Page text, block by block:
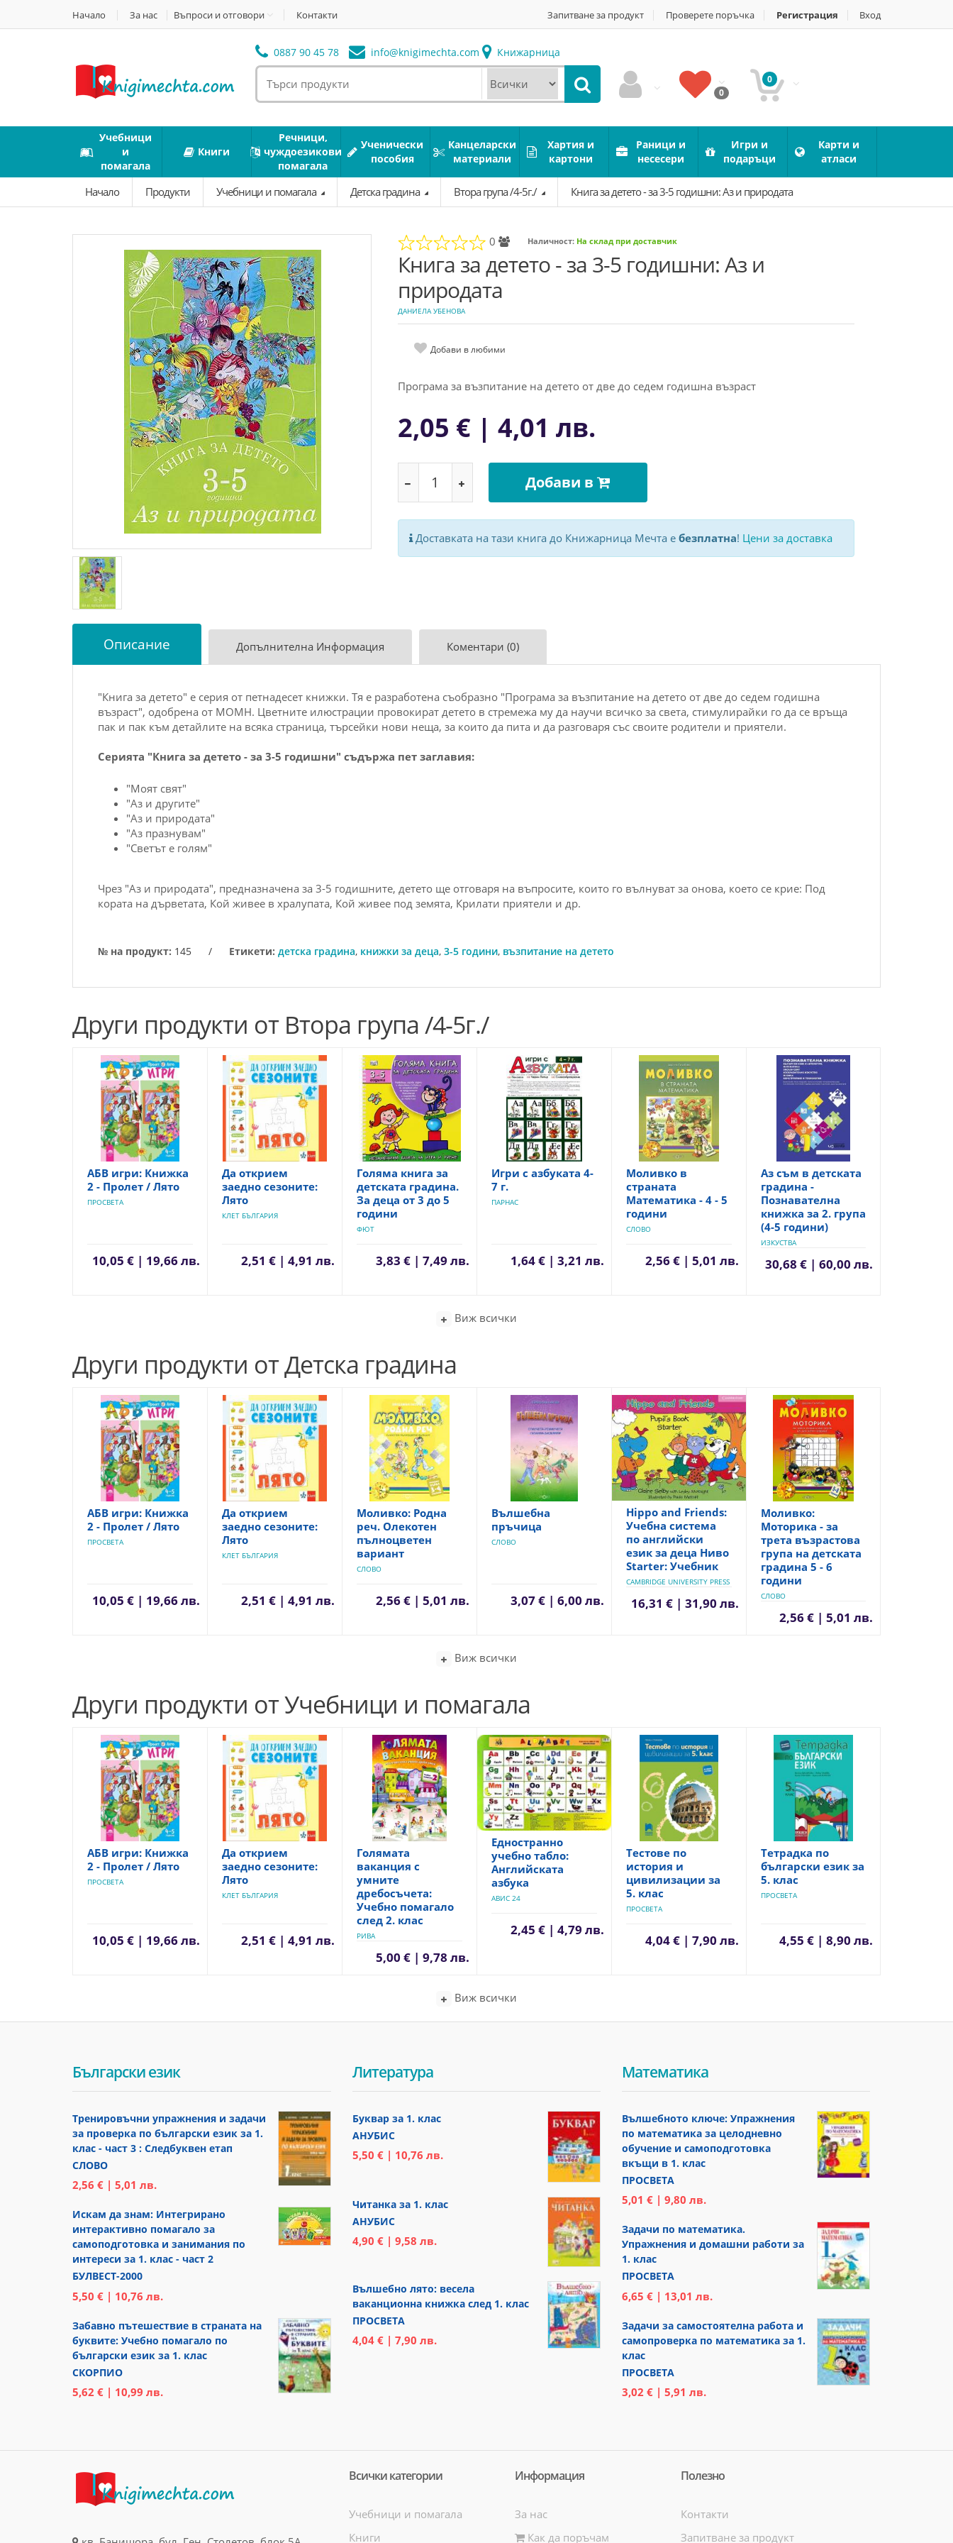
Начало За нас Въпроси и отговори Контакти Запитване за продукт Проверете поръчка Регистрация Вход
0887 90 45 78 info@knigimechta.com Книжарница
0
0
Учебници
и
помагала
Книги
Речници,
чуждоезикови
помагала
Ученически
пособия
Канцеларски
материали
Хартия и
картони
Раници и
несесери
Игри и
подаръци
Карти и
атласи
Начало Продукти Учебници и помагала Детска градина Втора група /4-5г./ Книга за детето - за 3-5 годишни: Аз и природата
0 Наличност: На склад при доставчик
Книга за детето - за 3-5 годишни: Аз и
природата
ДАНИЕЛА УБЕНОВА
Добави в любими
Програма за възпитание на детето от две до седем годишна възраст
2,05 € | 4,01 лв.
Добави в
Доставката на тази книга до Книжарница Мечта е безплатна! Цени за доставка
Описание Допълнителна Информация Коментари (0)
"Книга за детето" е серия от петнадесет книжки. Тя е разработена съобразно "Програма за възпитание на детето от две до седем годишна
възраст", одобрена от МОМН. Цветните илюстрации провокират детето в стремежа му да научи всичко за света, стимулирайки го да се връща
пак и пак към детайлите на всяка страница, търсейки нови неща, за които да пита и да разговаря със своите родители и приятели.
Серията "Книга за детето - за 3-5 годишни" съдържа пет заглавия:
"Моят свят"
"Аз и другите"
"Аз и природата"
"Аз празнувам"
"Светът е голям"
Чрез "Аз и природата", предназначена за 3-5 годишните, детето ще отговаря на въпросите, които го вълнуват за онова, което се крие: Под
кората на дърветата, Кой живее в хралупата, Кой живее под земята, Крилати приятели и др.
№ на продукт: 145 / Етикети: детска градина, книжки за деца, 3-5 години, възпитание на детето
Други продукти от Втора група /4-5г./
АБВ игри: Книжка
2 - Пролет / Лято
ПРОСВЕТА
10,05 € | 19,66 лв.
Да открием
заедно сезоните:
Лято
КЛЕТ БЪЛГАРИЯ
2,51 € | 4,91 лв.
Голяма книга за
детската градина.
За деца от 3 до 5
години
ФЮТ
3,83 € | 7,49 лв.
Игри с азбуката 4-
7 г.
ПАРНАС
1,64 € | 3,21 лв.
Моливко в
страната
Математика - 4 - 5
години
СЛОВО
2,56 € | 5,01 лв.
Аз съм в детската
градина -
Познавателна
книжка за 2. група
(4-5 години)
ИЗКУСТВА
30,68 € | 60,00 лв.
Виж всички
Други продукти от Детска градина
АБВ игри: Книжка
2 - Пролет / Лято
ПРОСВЕТА
10,05 € | 19,66 лв.
Да открием
заедно сезоните:
Лято
КЛЕТ БЪЛГАРИЯ
2,51 € | 4,91 лв.
Моливко: Родна
реч. Олекотен
пълноцветен
вариант
СЛОВО
2,56 € | 5,01 лв.
Вълшебна
пръчица
СЛОВО
3,07 € | 6,00 лв.
Hippo and Friends:
Учебна система
по английски
език за деца Ниво
Starter: Учебник
CAMBRIDGE UNIVERSITY PRESS
16,31 € | 31,90 лв.
Моливко:
Моторика - за
трета възрастова
група на детската
градина 5 - 6
години
СЛОВО
2,56 € | 5,01 лв.
Виж всички
Други продукти от Учебници и помагала
АБВ игри: Книжка
2 - Пролет / Лято
ПРОСВЕТА
10,05 € | 19,66 лв.
Да открием
заедно сезоните:
Лято
КЛЕТ БЪЛГАРИЯ
2,51 € | 4,91 лв.
Голямата
ваканция с
умните
дребосъчета:
Учебно помагало
след 2. клас
РИВА
5,00 € | 9,78 лв.
Едностранно
учебно табло:
Английската
азбука
АВИС 24
2,45 € | 4,79 лв.
Тестове по
история и
цивилизации за
5. клас
ПРОСВЕТА
4,04 € | 7,90 лв.
Тетрадка по
български език за
5. клас
ПРОСВЕТА
4,55 € | 8,90 лв.
Виж всички
Български език
Тренировъчни упражнения и задачи
за проверка по български език за 1.
клас - част 3 : Следбуквен етап
СЛОВО
2,56 € | 5,01 лв.
Искам да знам: Интегрирано
интерактивно помагало за
самоподготовка и занимания по
интереси за 1. клас - част 2
БУЛВЕСТ-2000
5,50 € | 10,76 лв.
Забавно пътешествие в страната на
буквите: Учебно помагало по
български език за 1. клас
СКОРПИО
5,62 € | 10,99 лв.
Литература
Буквар за 1. клас
АНУБИС
5,50 € | 10,76 лв.
Читанка за 1. клас
АНУБИС
4,90 € | 9,58 лв.
Вълшебно лято: весела
ваканционна книжка след 1. клас
ПРОСВЕТА
4,04 € | 7,90 лв.
Математика
Вълшебното ключе: Упражнения
по математика за целодневно
обучение и самоподготовка
вкъщи в 1. клас
ПРОСВЕТА
5,01 € | 9,80 лв.
Задачи по математика.
Упражнения и домашни работи за
1. клас
ПРОСВЕТА
6,65 € | 13,01 лв.
Задачи за самостоятелна работа и
самопроверка по математика за 1.
клас
ПРОСВЕТА
3,02 € | 5,91 лв.
Всички категории
Учебници и помагала
Книги
Информация
За нас
Как да поръчам
Полезно
Контакти
Запитване за продукт